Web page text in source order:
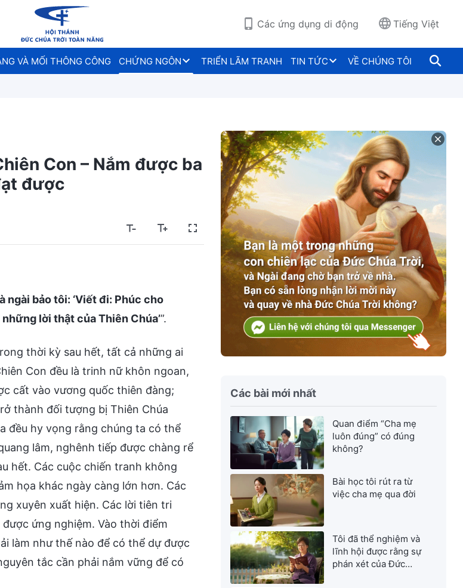
Các ứng dụng di động Tiếng Việt
VÀ MỐI THÔNG CÔNG CHỨNG NGÔN TRIỂN LÃM TRANH TIN TỨC VỀ CHÚNG TÔI
Con – Nắm được ba
được
ngài bảo tôi: ‘Viết đi: Phúc cho
lời thật của Thiên Chúa’”.
thời kỳ sau hết, tất cả những ai
Con đều là trinh nữ khôn ngoan,
cất vào vương quốc thiên đàng;
thành đối tượng bị Thiên Chúa
đều hy vọng rằng chúng ta có thể
lâm, nghênh tiếp được chàng rể
hết. Các cuộc chiến tranh không
họa khác ngày càng lớn hơn. Các
xuyên xuất hiện. Các lời tiên tri
ứng nghiệm. Vào thời điểm
làm như thế nào để có thể dự được
tắc cần phải nắm vững để có
Các bài mới nhất
Quan điểm “Cha mẹ
luôn đúng” có đúng
không?
Bài học tôi rút ra từ
việc cha mẹ qua đời
Tôi đã thể nghiệm và
lĩnh hội được rằng sự
phán xét của Đức